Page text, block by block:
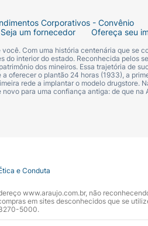
Corporativos - Convênio
Seja um fornecedor Ofereça seu
Com uma história centenária que se
interior do estado. Reconhecida pelos
dos mineiros. Essa trajetória de
oferecer o plantão 24 horas (1933), a
rede a implantar o modelo drugstore.
para uma confiança antiga: de que
e Conduta
www.araujo.com.br, não
em sites desconhecidos que se
3270-5000.